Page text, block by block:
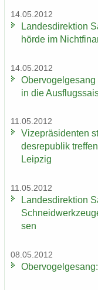
14.05.2012
Lan­des­di­rek­ti­on
hör­de im
14.05.2012
in die
11.05.2012
Vi­ze­prä­si­den­ten
des­re­pu­blik
Leip­zig
11.05.2012
Lan­des­di­rek­ti­on
sen
08.05.2012